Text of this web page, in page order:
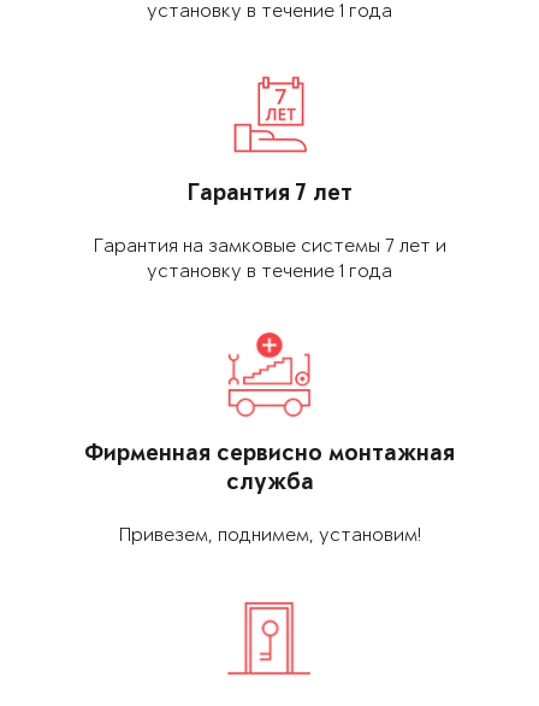
установку в течение 1 года
Гарантия 7 лет
Гарантия на замковые системы 7 лет и
установку в течение 1 года
Фирменная сервис­но монтажная
служба
Привезем, поднимем, установим!